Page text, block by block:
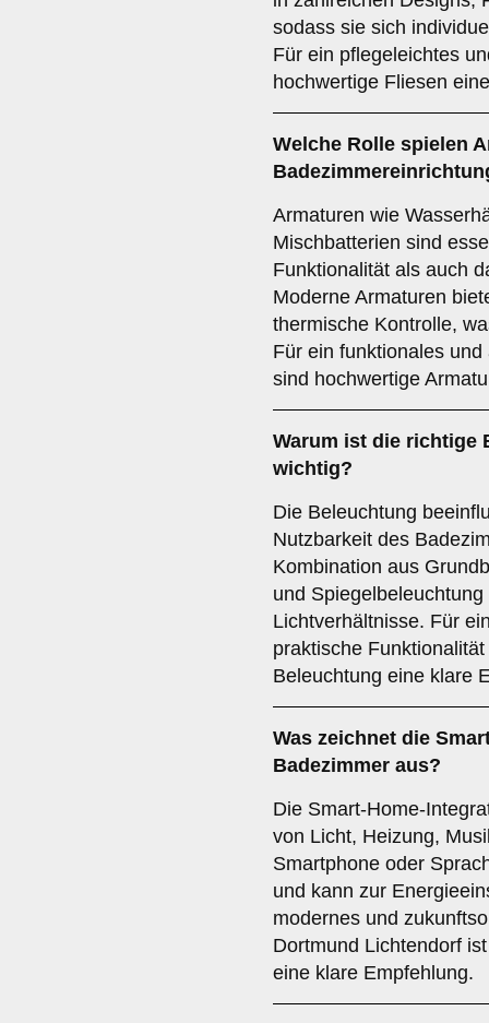
sodass sie sich
Für ein pflegeleichtes
hochwertige Fliesen
Welche Rolle spielen
Armaturen wie
Mischbatterien sind
Funktionalität als auch
Moderne Armaturen
thermische Kontrolle,
Für ein funktionales
sind hochwertige
Warum ist die richtige
wichtig?
Die Beleuchtung
Nutzbarkeit des
Kombination aus
und
Lichtverhältnisse. Für
praktische
Beleuchtung eine klare
Was zeichnet die
Badezimmer aus?
Die Smart-Home-
von Licht, Heizung,
Smartphone oder
und kann zur
modernes und
Dortmund Lichtendorf
eine klare Empfehlung.